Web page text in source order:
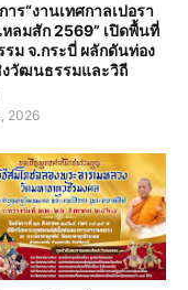
าร“งานเทศกาลเปอรา
ลมสัก 2569” เปิดพื้นที่
ม จ.กระบี่ ผลักดันท่อง
งวัฒนธรรมและวิถี
2026